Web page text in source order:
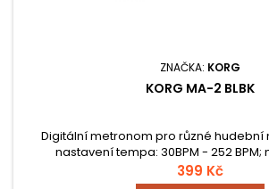
ZNAČKA: KORG
KORG MA-2 BLBK
Digitální metronom pro různé hudební
nastavení tempa: 30BPM - 252
399 Kč